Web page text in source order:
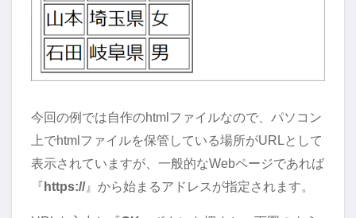
今回の例では自作のhtmlファイルなので、パソコン
上でhtmlファイルを保管している場所がURLとして
表示されていますが、一般的なWebページであれば
『https://』から始まるアドレスが指定されます。